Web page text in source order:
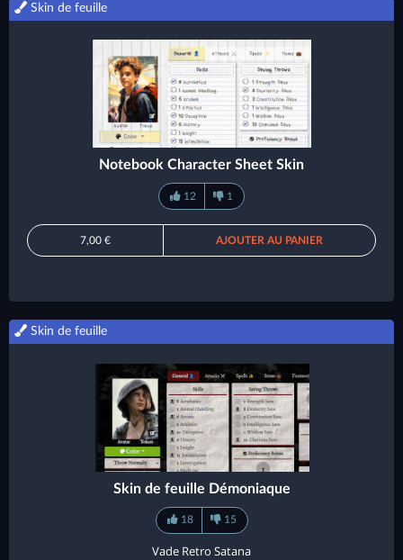
Skin de feuille
Notebook Character Sheet Skin
12 1
7,00 € AJOUTER AU PANIER
Skin de feuille
Skin de feuille Démoniaque
18 15
Vade Retro Satana